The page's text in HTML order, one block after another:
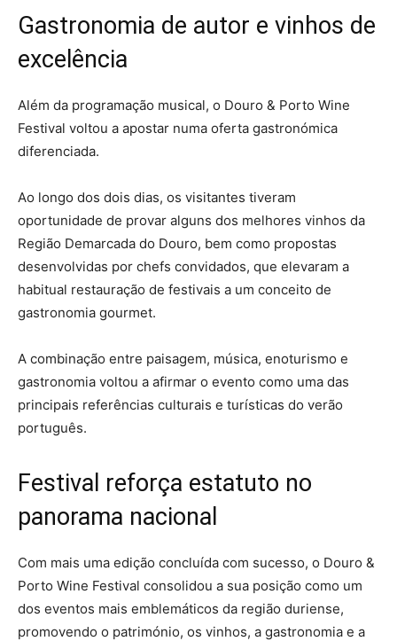
Gastronomia de autor e vinhos de
excelência
Além da programação musical, o Douro & Porto Wine
Festival voltou a apostar numa oferta gastronómica
diferenciada.
Ao longo dos dois dias, os visitantes tiveram
oportunidade de provar alguns dos melhores vinhos da
Região Demarcada do Douro, bem como propostas
desenvolvidas por chefs convidados, que elevaram a
habitual restauração de festivais a um conceito de
gastronomia gourmet.
A combinação entre paisagem, música, enoturismo e
gastronomia voltou a afirmar o evento como uma das
principais referências culturais e turísticas do verão
português.
Festival reforça estatuto no
panorama nacional
Com mais uma edição concluída com sucesso, o Douro &
Porto Wine Festival consolidou a sua posição como um
dos eventos mais emblemáticos da região duriense,
promovendo o património, os vinhos, a gastronomia e a